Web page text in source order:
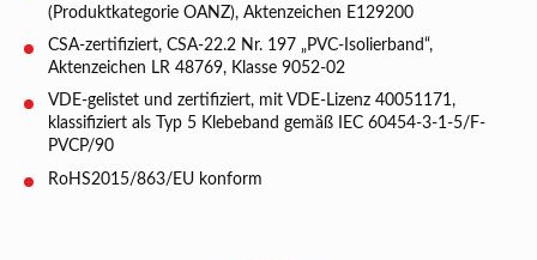
(Produktkategorie OANZ), Aktenzeichen E129200
CSA-zertifiziert, CSA-22.2 Nr. 197 „PVC-Isolierband“,
Aktenzeichen LR 48769, Klasse 9052-02
VDE-gelistet und zertifiziert, mit VDE-Lizenz 40051171,
klassifiziert als Typ 5 Klebeband gemäß IEC 60454-3-1-5/F-
PVCP/90
RoHS2015/863/EU konform